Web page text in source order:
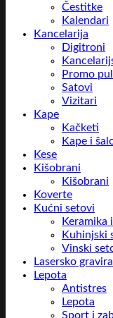
Čestitke
Kalendari
Kancelarija
Digitroni
Promo
Satovi
Vizitari
Kape
Kačketi
Kape i
Kese
Kišobrani
Kišobrani
Koverte
Kućni setovi
Keramika
Kuhinjski
Vinski
Lasersko
Lepota
Antistres
Lepota
Sport i